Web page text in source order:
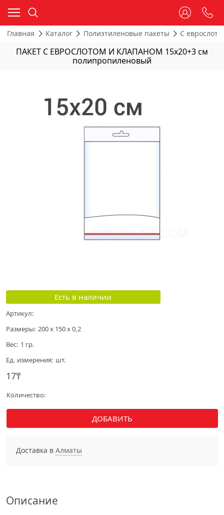
Главная Каталог Полиэтиленовые пакеты С
ПАКЕТ С ЕВРОСЛОТОМ И КЛАПАНОМ 15х20+3 см
полипропиленовый
Есть в наличии
Артикул:
Размеры: 200 x 150 x 0,2
Вес: 1 гр.
Ед. измерения: шт.
17₸
Количество:
ДОБАВИТЬ
Доставка в Алматы
Описание